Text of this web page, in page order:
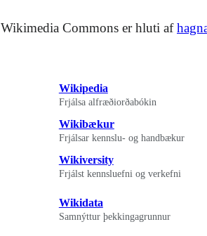
Wikimedia Commons er hluti af
Wikipedia
Frjálsa alfræðiorðabókin
Wikibækur
Frjálsar kennslu- og handbækur
Wikiversity
Frjálst kennsluefni og verkefni
Wikidata
Samnýttur þekkingagrunnur